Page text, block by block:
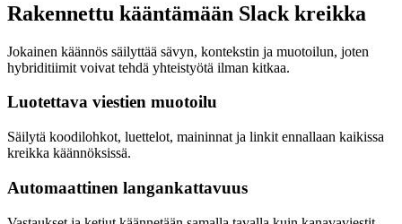
Rakennettu kääntämään Slack kreikka
Jokainen käännös säilyttää sävyn, kontekstin ja muotoilun, joten
hybriditiimit voivat tehdä yhteistyötä ilman kitkaa.
Luotettava viestien muotoilu
Säilytä koodilohkot, luettelot, maininnat ja linkit ennallaan kaikissa
kreikka käännöksissä.
Automaattinen langankattavuus